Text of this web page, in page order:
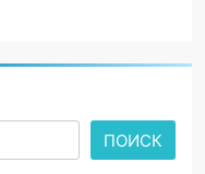
ПОИСК